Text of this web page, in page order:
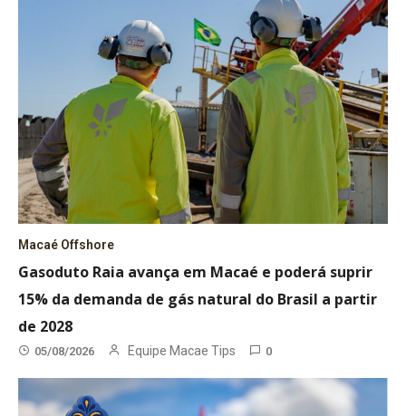
Macaé Offshore
Gasoduto Raia avança em Macaé e poderá suprir
15% da demanda de gás natural do Brasil a partir
de 2028
05/08/2026 Equipe Macae Tips 0